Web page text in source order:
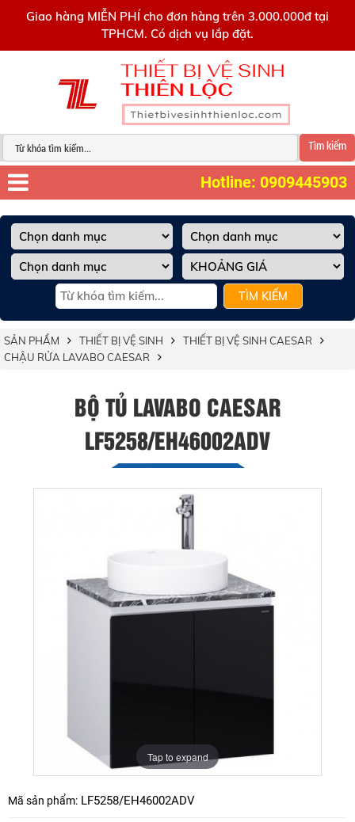
Giao hàng MIỄN PHÍ cho đơn hàng trên 3.000.000đ tại
TPHCM. Có dịch vụ lắp đặt.
Tìm kiếm
Hotline: 0909445903
TÌM KIẾM
SẢN PHẨM THIẾT BỊ VỆ SINH
THIẾT BỊ VỆ SINH CAESAR
CHẬU RỬA LAVABO CAESAR
BỘ TỦ LAVABO CAESAR
LF5258/EH46002ADV
Tap to expand
Mã sản phẩm: LF5258/EH46002ADV
0909445903